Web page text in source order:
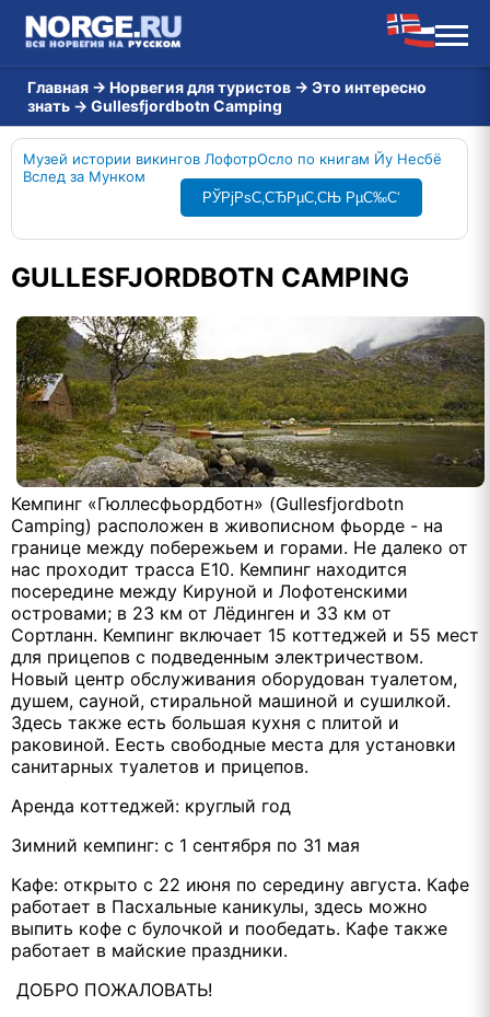
Главная → Норвегия для туристов → Это интересно
знать → Gullesfjordbotn Camping
Музей истории викингов ЛофотрОсло по книгам Йу Несбё
Вслед за Мунком
РЎРјРѕС‚СЂРµС‚СЊ РµС‰С‘
GULLESFJORDBOTN CAMPING
Кемпинг «Гюллесфьордботн» (Gullesfjordbotn
Camping) расположен в живописном фьорде - на
границе между побережьем и горами. Не далеко от
нас проходит трасса E10. Кемпинг находится
посередине между Кируной и Лофотенскими
островами; в 23 км от Лёдинген и 33 км от
Сортланн. Кемпинг включает 15 коттеджей и 55 мест
для прицепов с подведенным электричеством.
Новый центр обслуживания оборудован туалетом,
душем, сауной, стиральной машиной и сушилкой.
Здесь также есть большая кухня с плитой и
раковиной. Еесть свободные места для установки
санитарных туалетов и прицепов.
Аренда коттеджей: круглый год
Зимний кемпинг: с 1 сентября по 31 мая
Кафе: открыто с 22 июня по середину августа. Кафе
работает в Пасхальные каникулы, здесь можно
выпить кофе с булочкой и пообедать. Кафе также
работает в майские праздники.
ДОБРО ПОЖАЛОВАТЬ!